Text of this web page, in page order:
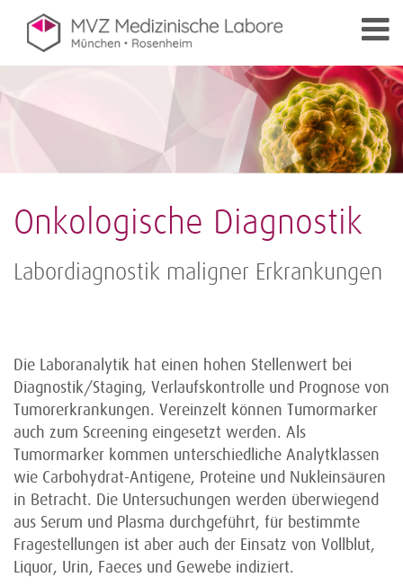
Onkologische Diagnostik
Labordiagnostik maligner Erkrankungen
Die Laboranalytik hat einen hohen Stellenwert bei
Diagnostik/Staging, Verlaufskontrolle und Prognose von
Tumorerkrankungen. Vereinzelt können Tumormarker
auch zum Screening eingesetzt werden. Als
Tumormarker kommen unterschiedliche Analytklassen
wie Carbohydrat-Antigene, Proteine und Nukleinsäuren
in Betracht. Die Untersuchungen werden überwiegend
aus Serum und Plasma durchgeführt, für bestimmte
Fragestellungen ist aber auch der Einsatz von Vollblut,
Liquor, Urin, Faeces und Gewebe indiziert.